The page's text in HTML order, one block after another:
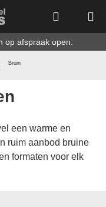
op afspraak open.
Bruin
een warme en
ruim aanbod bruine
formaten voor elk